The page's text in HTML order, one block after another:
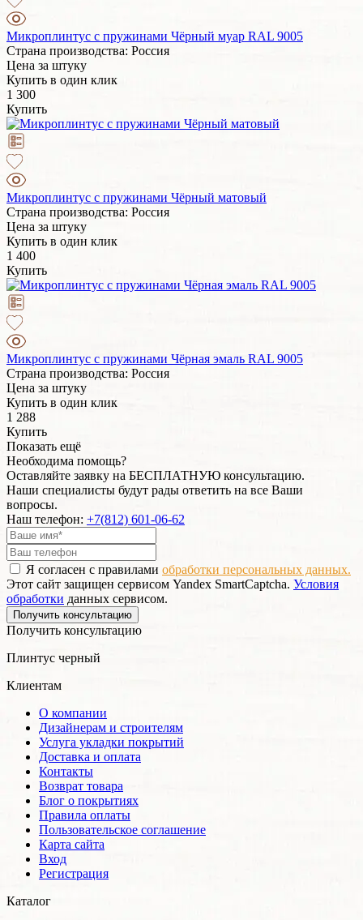
Микроплинтус с пружинами Чёрный муар RAL 9005
Страна производства: Россия
Цена за штуку
Купить в один клик
1 300
Купить
Микроплинтус с пружинами Чёрный матовый
Страна производства: Россия
Цена за штуку
Купить в один клик
1 400
Купить
Микроплинтус с пружинами Чёрная эмаль RAL 9005
Страна производства: Россия
Цена за штуку
Купить в один клик
1 288
Купить
Показать ещё
Необходима помощь?
Оставляйте заявку на БЕСПЛАТНУЮ консультацию.
Наши специалисты будут рады ответить на все Ваши
вопросы.
Наш телефон: +7(812) 601-06-62
Я согласен с правилами обработки персональных данных.
Этот сайт защищен сервисом Yandex SmartCaptcha. Условия
обработки данных сервисом.
Получить консультацию
Получить консультацию
Плинтус черный
Клиентам
О компании
Дизайнерам и строителям
Услуга укладки покрытий
Доставка и оплата
Контакты
Возврат товара
Блог о покрытиях
Правила оплаты
Пользовательское соглашение
Карта сайта
Вход
Регистрация
Каталог